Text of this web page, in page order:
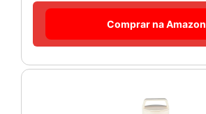
Comprar na Amazon